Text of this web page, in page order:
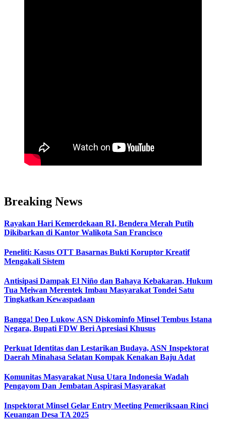
Breaking News
Rayakan Hari Kemerdekaan RI, Bendera Merah Putih
Dikibarkan di Kantor Walikota San Francisco
Peneliti: Kasus OTT Basarnas Bukti Koruptor Kreatif
Mengakali Sistem
Antisipasi Dampak El Niño dan Bahaya Kebakaran, Hukum
Tua Meiwan Merentek Imbau Masyarakat Tondei Satu
Tingkatkan Kewaspadaan
Bangga! Deo Lukow ASN Diskominfo Minsel Tembus Istana
Negara, Bupati FDW Beri Apresiasi Khusus‎
Perkuat Identitas dan Lestarikan Budaya, ASN Inspektorat
Daerah Minahasa Selatan Kompak Kenakan Baju Adat
Komunitas Masyarakat Nusa Utara Indonesia Wadah
Pengayom Dan Jembatan Aspirasi Masyarakat
Inspektorat Minsel Gelar Entry Meeting Pemeriksaan Rinci
Keuangan Desa TA 2025